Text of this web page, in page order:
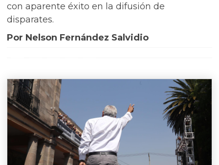
con aparente éxito en la difusión de
disparates.
Por Nelson Fernández Salvidio